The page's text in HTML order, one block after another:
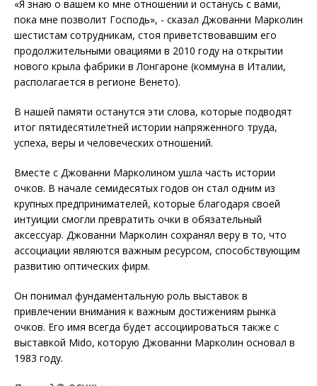
«Я знаю о вашем ко мне отношении и останусь с вами,
пока мне позволит Господь», - сказал Джованни Марколин
шестистам сотрудникам, стоя приветствовавшим его
продолжительными овациями в 2010 году на открытии
нового крыла фабрики в Лонгароне (коммуна в Италии,
располагается в регионе Венето).
В нашей памяти останутся эти слова, которые подводят
итог пятидесятилетней истории напряженного труда,
успеха, веры и человеческих отношений.
Вместе с Джованни Марколином ушла часть истории
очков. В начале семидесятых годов он стал одним из
крупных предпринимателей, которые благодаря своей
интуиции смогли превратить очки в обязательный
аксессуар. Джованни Марколин сохранял веру в то, что
ассоциации являются важным ресурсом, способствующим
развитию оптических фирм.
Он понимал фундаментальную роль выставок в
привлечении внимания к важным достижениям рынка
очков. Его имя всегда будет ассоциироваться также с
выставкой Mido, которую Джованни Марколин основал в
1983 году.